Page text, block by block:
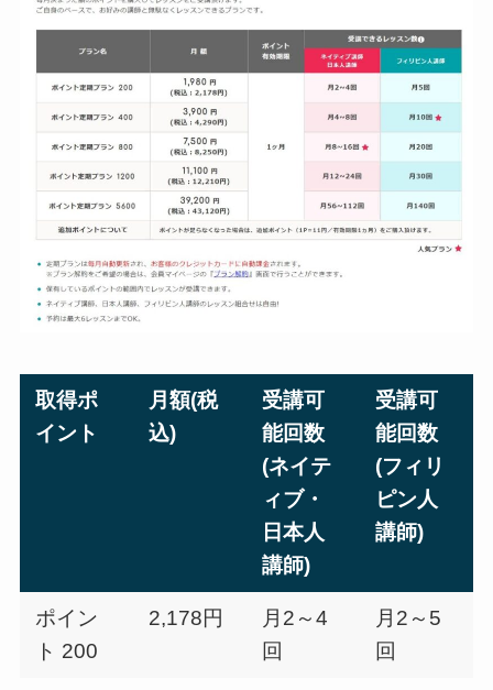
取得ポ
イント
月額(税
込)
受講可
能回数
(ネイテ
ィブ・
日本人
講師)
受講可
能回数
(フィリ
ピン人
講師)
ポイン
ト 200
2,178円
月2～4
回
月2～5
回